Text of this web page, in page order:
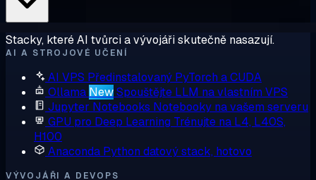
Stacky, které AI tvůrci a vývojáři skutečně nasazují.
AI A STROJOVÉ UČENÍ
AI VPS Předinstalovaný PyTorch a CUDA
Ollama NewSpouštějte LLM na vlastním VPS
Jupyter Notebooks Notebooky na vašem serveru
GPU pro Deep Learning Trénujte na L4, L40S,
H100
Anaconda Python datový stack, hotovo
VÝVOJÁŘI A DEVOPS